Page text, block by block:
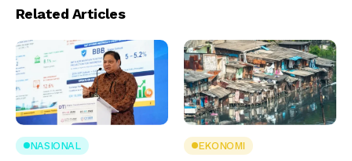
Related Articles
NASIONAL EKONOMI